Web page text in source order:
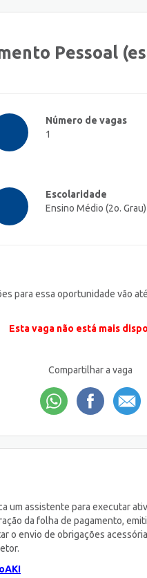
Pessoal
Número de vagas
1
Escolaridade
Ensino Médio (2o.
para essa oportunidade vão
Esta vaga não está mais
Compartilhar a vaga
um assistente para executar
da folha de pagamento,
o envio de obrigações